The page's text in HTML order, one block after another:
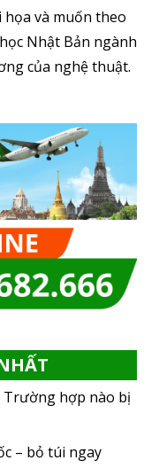
và muốn theo
Nhật Bản ngành
của nghệ thuật.
Trường hợp nào bị
– bỏ túi ngay